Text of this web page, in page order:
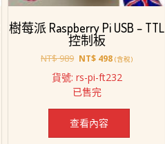
樹莓派 Raspberry Pi USB – TTL
控制板
NT$989 原
價
格：
NT$ 989。
NT$ 498目
價
NT$ 498。
(含稅)
貨號: rs-pi-ft232
已售完
查看內容